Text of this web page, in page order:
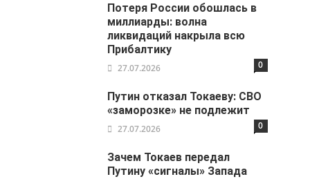
Потеря России обошлась в
миллиарды: волна
ликвидаций накрыла всю
Прибалтику
27.07.2026 0
Путин отказал Токаеву: СВО
«заморозке» не подлежит
27.07.2026 0
Зачем Токаев передал
Путину «сигналы» Запада